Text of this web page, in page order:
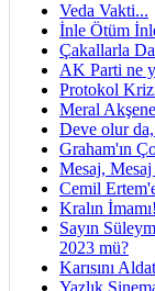
Veda Vakti...
İnle Ötüm
Çakallarla
AK Parti ne
Protokol
Meral
Deve olur
Graham'ın
Mesaj,
Cemil
Kralın İmamı!
Sayın
2023 mü?
Karısını
Yazlık